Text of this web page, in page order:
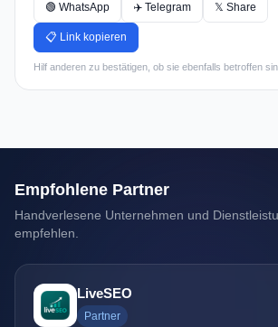
🟢 WhatsApp ✈️ Telegram 𝕏 Share
📋 Link kopieren
Hilf anderen zu bestätigen, ob sie ebenfalls betroffen
Empfohlene Partner
Handverlesene Unternehmen und
empfehlen.
LiveSEO
Partner